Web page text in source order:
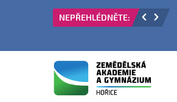
PŘIJÍMACÍ ŘÍZENÍ